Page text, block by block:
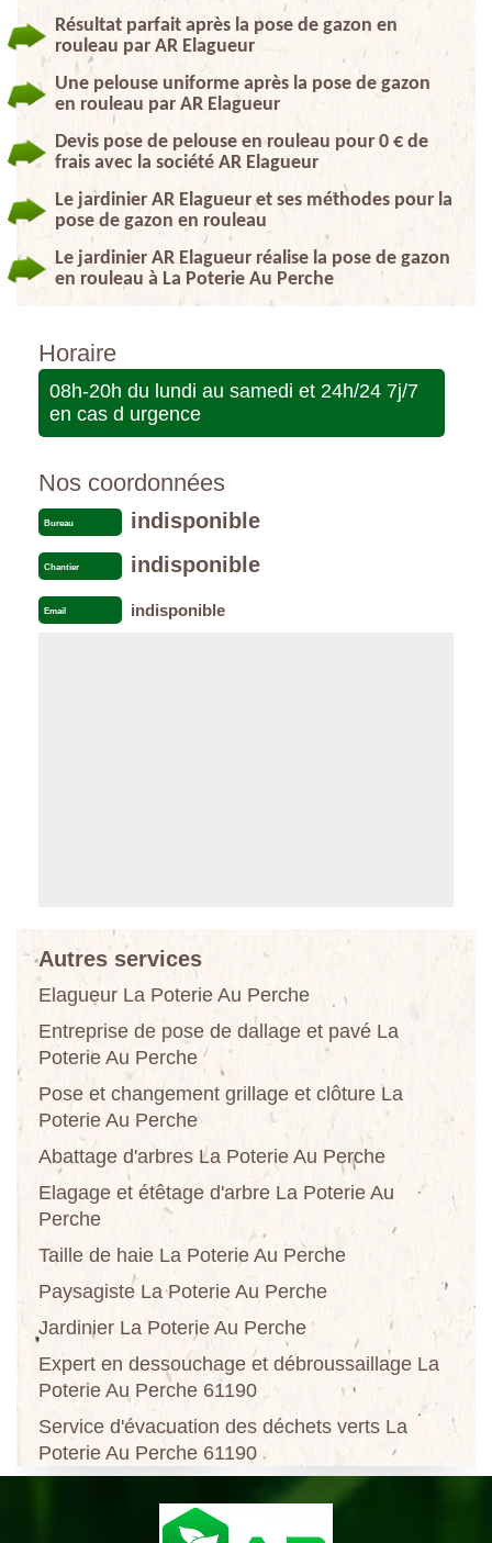
Résultat parfait après la pose de gazon en
rouleau par AR Elagueur
Une pelouse uniforme après la pose de gazon
en rouleau par AR Elagueur
Devis pose de pelouse en rouleau pour 0 € de
frais avec la société AR Elagueur
Le jardinier AR Elagueur et ses méthodes pour la
pose de gazon en rouleau
Le jardinier AR Elagueur réalise la pose de gazon
en rouleau à La Poterie Au Perche
Horaire
08h-20h du lundi au samedi et 24h/24 7j/7
en cas d urgence
Nos coordonnées
Bureau indisponible
Chantier indisponible
Email indisponible
Autres services
Elagueur La Poterie Au Perche
Entreprise de pose de dallage et pavé La
Poterie Au Perche
Pose et changement grillage et clôture La
Poterie Au Perche
Abattage d'arbres La Poterie Au Perche
Elagage et étêtage d'arbre La Poterie Au
Perche
Taille de haie La Poterie Au Perche
Paysagiste La Poterie Au Perche
Jardinier La Poterie Au Perche
Expert en dessouchage et débroussaillage La
Poterie Au Perche 61190
Service d'évacuation des déchets verts La
Poterie Au Perche 61190